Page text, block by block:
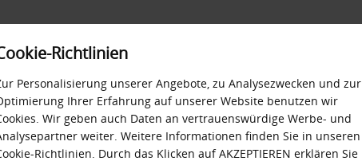
SELF-SERVICES
FAHRZEUG
Richtlinien
Personalisierung unserer Angebote, zu Analysezwecken und zur
Ihrer Erfahrung auf unserer Website benutzen wir
Wir geben auch Daten an vertrauenswürdige Werbe- und
weiter. Weitere Informationen finden Sie in unseren
Richtlinien. Durch das Klicken auf AKZEPTIEREN erklären Sie